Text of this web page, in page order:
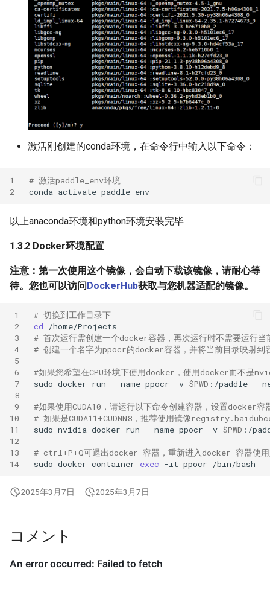
激活刚创建的conda环境，在命令行中输入以下命令：
1
2
# 激活paddle_env环境
conda activate
以上anaconda环境和python环境安装完毕
1.3.2 Docker环境配置
注意：第一次使用这个镜像，会自动下载该镜像，请耐心等
待。您也可以访问 DockerHub获取与您机器适配的镜像。
1
2
3
4
5
6
7
8
9
10
11
12
13
14
# 切换到工作目录下
cd
# 首次运行需创建一个docker容器，再次运行时不需要运行当
# 创建一个名字为ppocr的docker容器，并将当前目录映射
#如果您希望在CPU环境下使用docker，使用docker而不是
sudo docker run --name ppocr -v $PWD :/paddle --
#如果使用CUDA10，请运行以下命令创建容器，设置docker
# 如果是CUDA11+CUDNN8，推荐使用镜像
sudo nvidia-docker run --name ppocr -v $PWD :/
# ctrl+P+Q可退出docker 容器，重新进入docker 容器使用
sudo docker container exec -it ppocr
2025年3月7日 2025年3月7日
コメント